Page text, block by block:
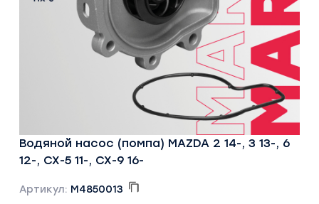
Водяной насос (помпа) MAZDA 2 14-, 3 13-, 6
12-, CX-5 11-, CX-9 16-
Артикул: M4850013